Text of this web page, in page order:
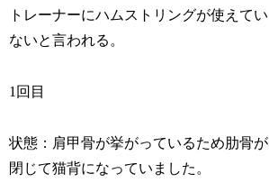
トレーナーにハムストリングが使えてい
ないと言われる。
1回目
状態：肩甲骨が挙がっているため肋骨が
閉じて猫背になっていました。